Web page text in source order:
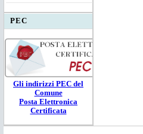
PEC
Gli indirizzi PEC del
Comune
Posta Elettronica
Certificata